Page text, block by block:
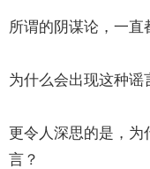
所谓的阴谋论，一直
为什么会出现这种谣
更令人深思的是，为
言？